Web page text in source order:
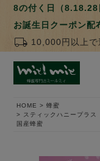
8の付く日（
お誕生日クーポン
local_shipping 10,000円以上で
HOME
蜂蜜
スティックハニープラ
国産蜂蜜